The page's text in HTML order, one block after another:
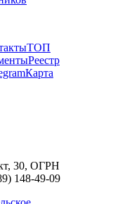
ТОП
Реестр
Карта
30, ОГРН
148-49-09